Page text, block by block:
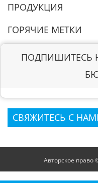
ПРОДУКЦИЯ
ГОРЯЧИЕ МЕТКИ
ПОДПИШИТЕСЬ
СВЯЖИТЕСЬ С
Авторское право